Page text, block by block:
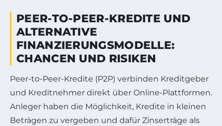
PEER-TO-PEER-KREDITE UND
ALTERNATIVE
FINANZIERUNGSMODELLE:
CHANCEN UND RISIKEN
Peer-to-Peer-Kredite (P2P) verbinden Kreditgeber
und Kreditnehmer direkt über Online-Plattformen.
Anleger haben die Möglichkeit, Kredite in kleinen
Beträgen zu vergeben und dafür Zinserträge als